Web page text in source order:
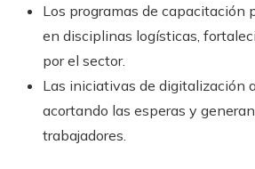
Los programas de capacitación
en disciplinas logísticas,
por el sector.
Las iniciativas de digitalización
acortando las esperas y
trabajadores.